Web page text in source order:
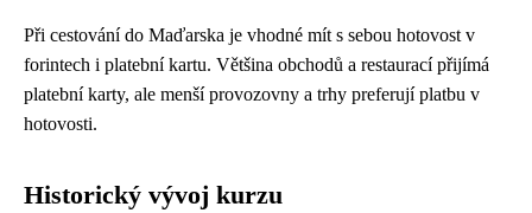
Při cestování do Maďarska je vhodné mít s sebou hotovost v
forintech i platební kartu. Většina obchodů a restaurací přijímá
platební karty, ale menší provozovny a trhy preferují platbu v
hotovosti.
Historický vývoj kurzu